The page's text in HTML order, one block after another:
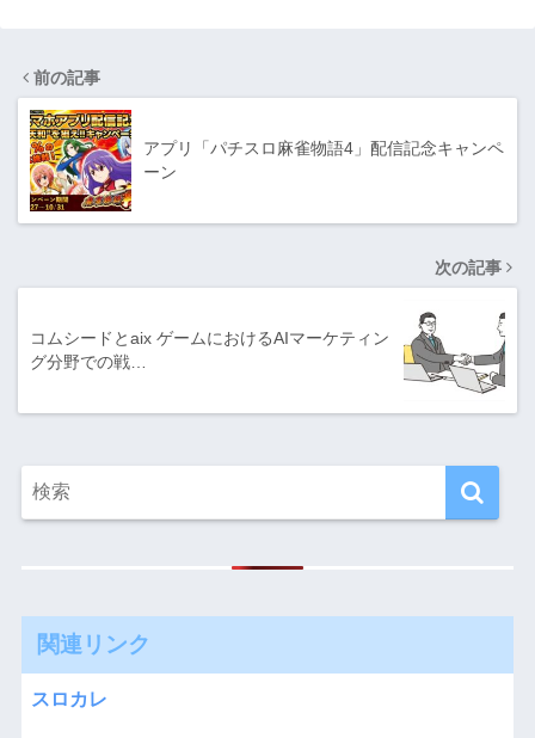
前の記事
アプリ「パチスロ麻雀物語4」配信記念キャンペ
ーン
次の記事
コムシードとaix ゲームにおけるAIマーケティン
グ分野での戦…
関連リンク
スロカレ